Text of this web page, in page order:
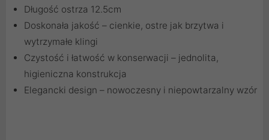
Długość ostrza 12.5cm
Doskonała jakość – cienkie, ostre jak brzytwa i
wytrzymałe klingi
Czystość i łatwość w konserwacji – jednolita,
higieniczna konstrukcja
Elegancki design – nowoczesny i niepowtarzalny wzór